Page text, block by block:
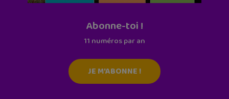
Abonne-toi !
11 numéros par an
JE M'ABONNE !